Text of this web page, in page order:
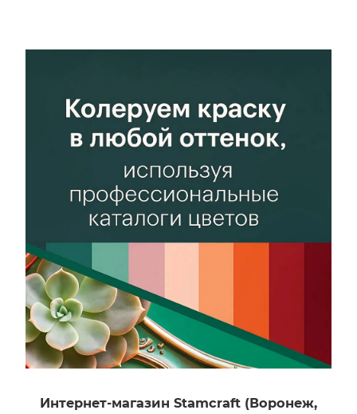
Разбавитель
Вода, но не более
5% от объема
Рабочий инструмент
Валик, Кисть,
Краскопульт
Цвет
Бесцветный
Фасовка (л)
2,5
Рабочий инструмент
Валик, Кисть
Цвет
Фасовка (л)
0,75
Возможность
Интернет-магазин Stamcraft (Воронеж,